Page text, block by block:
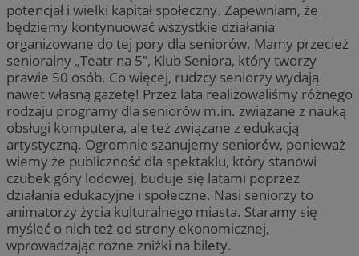
potencjał i wielki kapitał społeczny. Zapewniam, że
będziemy kontynuować wszystkie działania
organizowane do tej pory dla seniorów. Mamy przecież
senioralny „Teatr na 5”, Klub Seniora, który tworzy
prawie 50 osób. Co więcej, rudzcy seniorzy wydają
nawet własną gazetę! Przez lata realizowaliśmy różnego
rodzaju programy dla seniorów m.in. związane z nauką
obsługi komputera, ale też związane z edukacją
artystyczną. Ogromnie szanujemy seniorów, ponieważ
wiemy że publiczność dla spektaklu, który stanowi
czubek góry lodowej, buduje się latami poprzez
działania edukacyjne i społeczne. Nasi seniorzy to
animatorzy życia kulturalnego miasta. Staramy się
myśleć o nich też od strony ekonomicznej,
wprowadzając rożne zniżki na bilety.